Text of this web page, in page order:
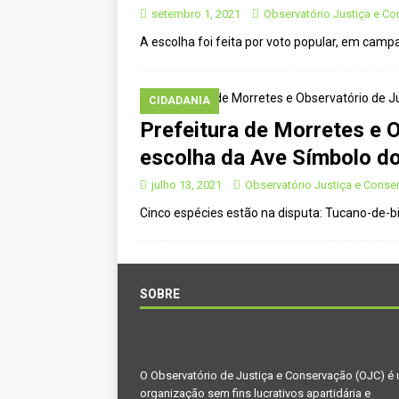
[ novembro 11, 2024 ] Nota de
[ agosto 9, 2024 ] O
OJC INVESTIGA
[ outubro 3, 2022 ] Yanomami
[ maio 16, 2022 ] Ameaças do
Paraná e Santa Catarina
setembro 1, 2021 Observatório Justiça e
A escolha foi feita por voto popular, em
CIDADANIA
Prefeitura de Morretes e
escolha da Ave Símbolo
julho 13, 2021 Observatório Justiça e
Cinco espécies estão na disputa: Tucano-
SOBRE
O Observatório de Justiça e Conservação (OJC) é
organização sem fins lucrativos apartidária e